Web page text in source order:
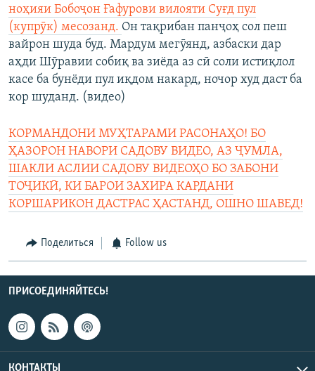
ноҳияи Бобоҷон Ғафурови вилояти Суғд пул
(купрӯк) месозанд. Он тақрибан панҷоҳ сол пеш
вайрон шуда буд. Мардум мегӯянд, азбаски дар
аҳди Шӯравии собиқ ва зиёда аз сӣ соли истиқлол
касе ба бунёди пул иқдом накард, ночор худ даст ба
кор шуданд. (видео)
КОРМАНДОНИ МУҲТАРАМИ РАСОНАҲО! БО
ҲАЗОРОН НАВОРИ САДОВУ ВИДЕО, АЗ ҶУМЛА,
ШАКЛИ АСЛИИ САДОВУ ВИДЕОҲО БО ЗАБОНИ
ТОҶИКӢ, КИ БАРОИ ЗАХИРА КАРДАНИ
КОРШАРИКОН ДАСТРАС ҲАСТАНД, ОШНО ШАВЕД!
Поделиться Follow us
ПРИСОЕДИНЯЙТЕСЬ!
КОНТАКТЫ